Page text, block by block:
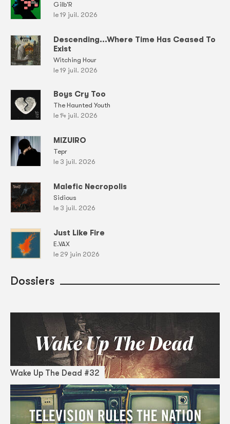
Gilb'R
le 19 juil. 2026
Descending...Where Time Has Ceased To
Exist
Witching Hour
le 19 juil. 2026
Boys Cry Too
The Haunted Youth
le 14 juil. 2026
MIZUIRO
Tepr
le 3 juil. 2026
Malefic Necropolis
Sidious
le 3 juil. 2026
Just Like Fire
E.VAX
le 29 juin 2026
Dossiers
Wake Up The Dead #32